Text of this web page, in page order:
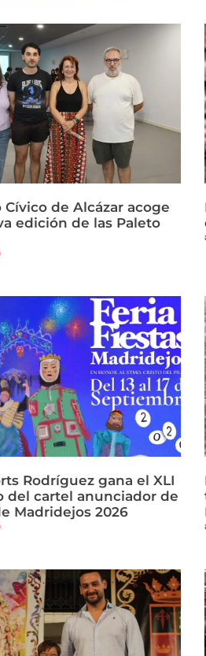
Cívico de Alcázar acoge
edición de las Paleto
Rodríguez gana el XLI
del cartel anunciador de
Madridejos 2026